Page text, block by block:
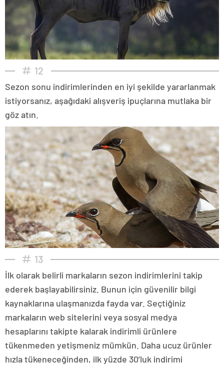
12
Sezon sonu indirimlerinden en iyi şekilde yararlanmak
istiyorsanız, aşağıdaki alışveriş ipuçlarına mutlaka bir
göz atın.
13
İlk olarak belirli markaların sezon indirimlerini takip
ederek başlayabilirsiniz. Bunun için güvenilir bilgi
kaynaklarına ulaşmanızda fayda var. Seçtiğiniz
markaların web sitelerini veya sosyal medya
hesaplarını takipte kalarak indirimli ürünlere
tükenmeden yetişmeniz mümkün. Daha ucuz ürünler
hızla tükeneceğinden, ilk yüzde 30’luk indirimi